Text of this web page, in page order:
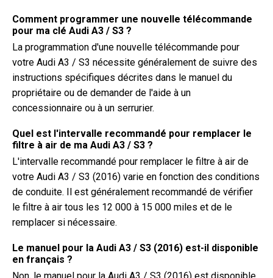
Comment programmer une nouvelle télécommande
pour ma clé Audi A3 / S3 ?
La programmation d'une nouvelle télécommande pour
votre Audi A3 / S3 nécessite généralement de suivre des
instructions spécifiques décrites dans le manuel du
propriétaire ou de demander de l'aide à un
concessionnaire ou à un serrurier.
Quel est l'intervalle recommandé pour remplacer le
filtre à air de ma Audi A3 / S3 ?
L'intervalle recommandé pour remplacer le filtre à air de
votre Audi A3 / S3 (2016) varie en fonction des conditions
de conduite. Il est généralement recommandé de vérifier
le filtre à air tous les 12 000 à 15 000 miles et de le
remplacer si nécessaire.
Le manuel pour la Audi A3 / S3 (2016) est-il disponible
en français ?